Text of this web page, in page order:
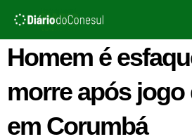
para
conteúdo
Homem é
morre após jogo
em Corumbá